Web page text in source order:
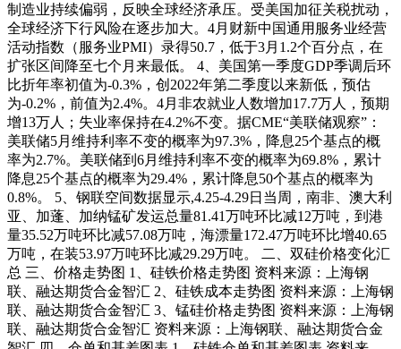
制造业持续偏弱，反映全球经济承压。受美国加征关税扰动，
全球经济下行风险在逐步加大。4月财新中国通用服务业经营
活动指数（服务业PMI）录得50.7，低于3月1.2个百分点，在
扩张区间降至七个月来最低。 4、美国第一季度GDP季调后环
比折年率初值为-0.3%，创2022年第二季度以来新低，预估
为-0.2%，前值为2.4%。4月非农就业人数增加17.7万人，预期
增13万人；失业率保持在4.2%不变。据CME“美联储观察”：
美联储5月维持利率不变的概率为97.3%，降息25个基点的概
率为2.7%。美联储到6月维持利率不变的概率为69.8%，累计
降息25个基点的概率为29.4%，累计降息50个基点的概率为
0.8%。 5、钢联空间数据显示,4.25-4.29日当周，南非、澳大利
亚、加蓬、加纳锰矿发运总量81.41万吨环比减12万吨，到港
量35.52万吨环比减57.08万吨，海漂量172.47万吨环比增40.65
万吨，在装53.97万吨环比减29.29万吨。 二、双硅价格变化汇
总 三、价格走势图 1、硅铁价格走势图 资料来源：上海钢
联、融达期货合金智汇 2、硅铁成本走势图 资料来源：上海钢
联、融达期货合金智汇 3、锰硅价格走势图 资料来源：上海钢
联、融达期货合金智汇 资料来源：上海钢联、融达期货合金